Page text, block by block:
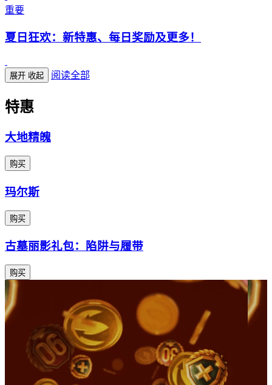
重要
夏日狂欢：新特惠、每日奖励及更多！
展开 收起 阅读全部
特惠
大地精魄
购买
玛尔斯
购买
古墓丽影礼包：陷阱与履带
购买